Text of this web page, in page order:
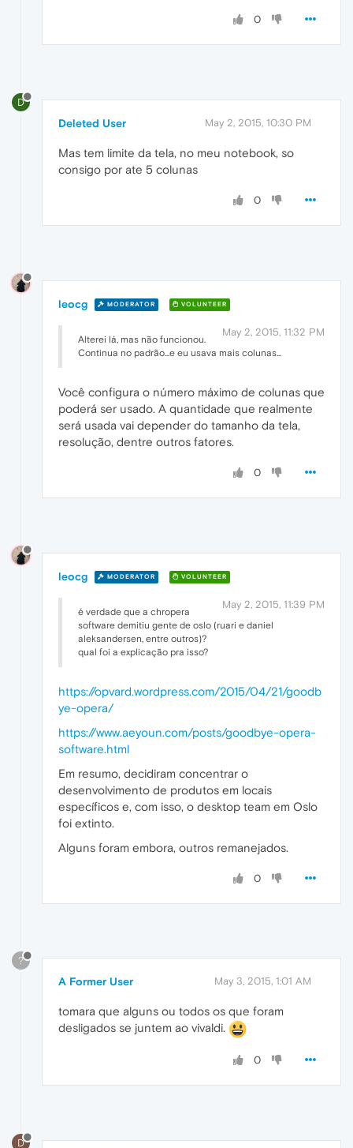
0
D
Deleted User May 2, 2015, 10:30 PM
Mas tem limite da tela, no meu notebook, so
consigo por ate 5 colunas
0
leocg MODERATOR VOLUNTEER
May 2, 2015, 11:32 PM
Alterei lá, mas não funcionou.
Continua no padrão...e eu usava mais colunas...
Você configura o número máximo de colunas que
poderá ser usado. A quantidade que realmente
será usada vai depender do tamanho da tela,
resolução, dentre outros fatores.
0
leocg MODERATOR VOLUNTEER
May 2, 2015, 11:39 PM
é verdade que a chropera
software demitiu gente de oslo (ruari e daniel
aleksandersen, entre outros)?
qual foi a explicação pra isso?
https://opvard.wordpress.com/2015/04/21/goodb
ye-opera/
https://www.aeyoun.com/posts/goodbye-opera-
software.html
Em resumo, decidiram concentrar o
desenvolvimento de produtos em locais
específicos e, com isso, o desktop team em Oslo
foi extinto.
Alguns foram embora, outros remanejados.
0
?
A Former User May 3, 2015, 1:01 AM
tomara que alguns ou todos os que foram
desligados se juntem ao vivaldi.
0
D